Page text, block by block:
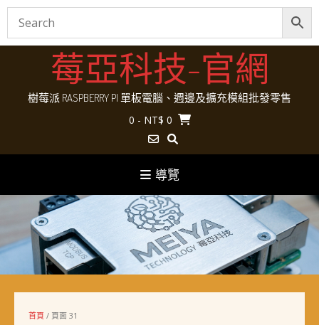
Skip
莓亞科技-官網
樹莓派 RASPBERRY PI 單板電腦、週邊及擴充模組批發零售
0 - NT$ 0
導覽
首頁 / 頁面 31